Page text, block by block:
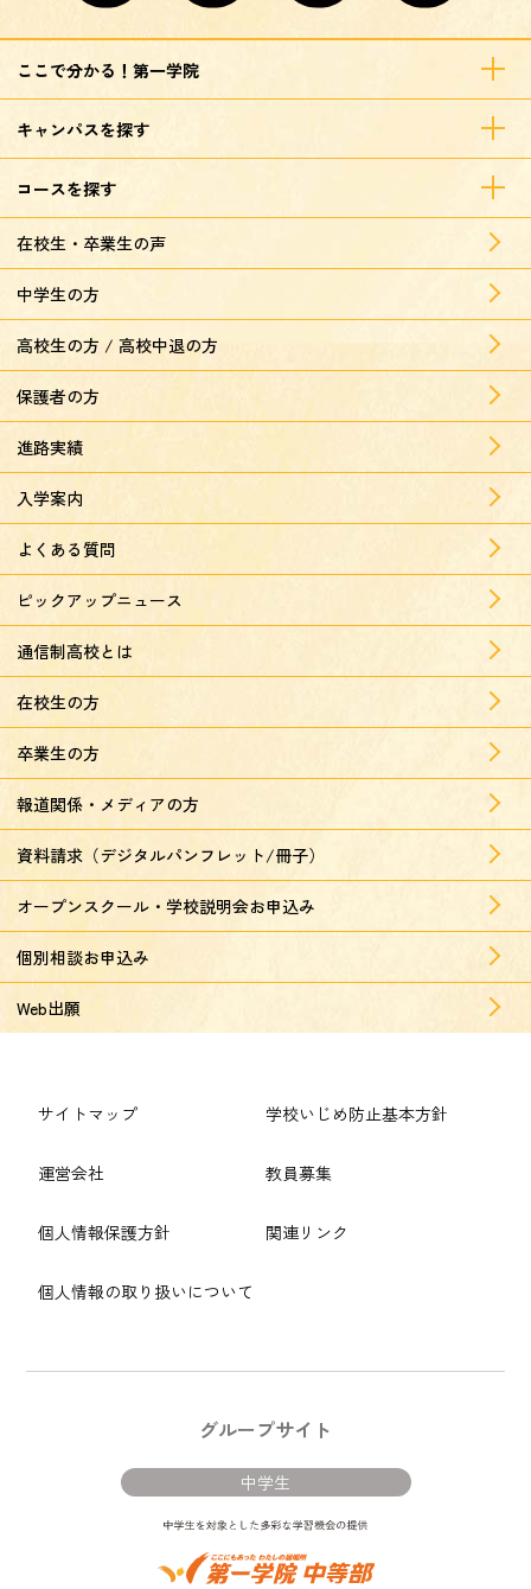
ここで分かる！第一学院
キャンパスを探す
コースを探す
在校生・卒業生の声
中学生の方
高校生の方 / 高校中退の方
保護者の方
進路実績
入学案内
よくある質問
ピックアップニュース
通信制高校とは
在校生の方
卒業生の方
報道関係・メディアの方
資料請求（デジタルパンフレット/冊子）
オープンスクール・学校説明会お申込み
個別相談お申込み
Web出願
サイトマップ
運営会社
個人情報保護方針
個人情報の取り扱いについて
学校いじめ防止基本方針
教員募集
関連リンク
グループサイト
中学生